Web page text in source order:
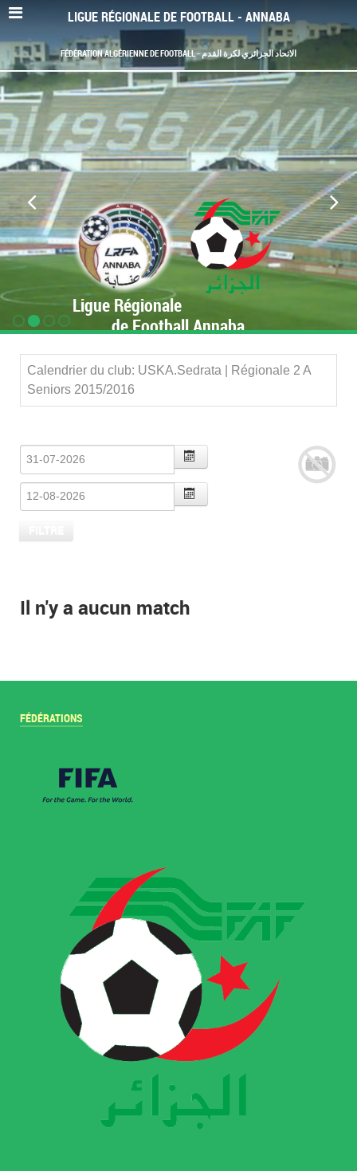
LIGUE RÉGIONALE DE FOOTBALL - ANNABA
FÉDÉRATION ALGÉRIENNE DE FOOTBALL - الاتحاد الجزائري لكرة القدم
Ligue Régionale
de Football Annaba
Calendrier du club: USKA.Sedrata | Régionale 2 A
Seniors 2015/2016
Il n'y a aucun match
FÉDÉRATIONS